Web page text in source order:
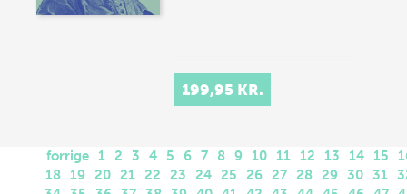
199,95 KR.
forrige 1 2 3 4 5 6 7 8 9 10 11 12 13 14 15
18 19 20 21 22 23 24 25 26 27 28 29 30 31